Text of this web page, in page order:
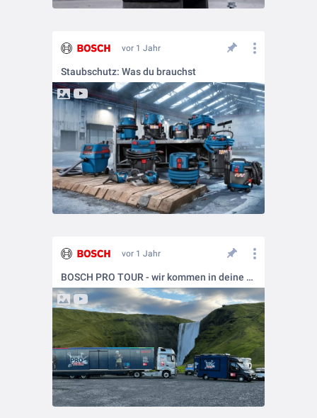
vor 1 Jahr
Staubschutz: Was du brauchst
vor 1 Jahr
BOSCH PRO TOUR - wir kommen in deine Nähe!